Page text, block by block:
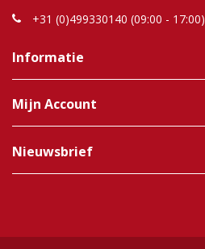
+31 (0)499330140 (09:00 - 17:00)
Informatie
Mijn Account
Nieuwsbrief